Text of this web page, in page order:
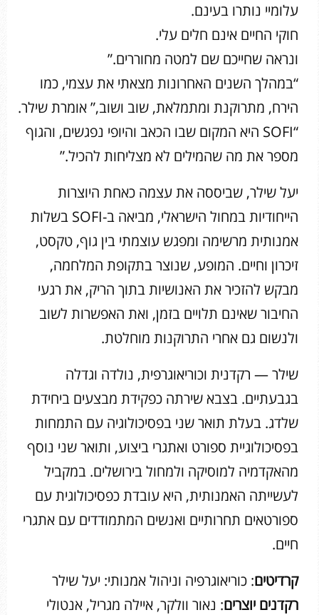
עלומיי נותרו בעינם.
חוקי החיים אינם חלים עלי.
ונראה שחייכם שם למטה מחוררים.”
“במהלך השנים האחרונות מצאתי את עצמי, כמו
הירח, מתרוקנת ומתמלאת, שוב ושוב,” אומרת שילר.
“SOFI היא המקום שבו הכאב והיופי נפגשים, והגוף
מספר את מה שהמילים לא מצליחות להכיל.”
יעל שילר, שביססה את עצמה כאחת היוצרות
הייחודיות במחול הישראלי, מביאה ב-SOFI בשלות
אמנותית מרשימה ומפגש עוצמתי בין גוף, טקסט,
זיכרון וחיים. המופע, שנוצר בתקופת המלחמה,
מבקש להזכיר את האנושיות בתוך הריק, את רגעי
החיבור שאינם תלויים בזמן, ואת האפשרות לשוב
ולנשום גם אחרי התרוקנות מוחלטת.
שילר — רקדנית וכוריאוגרפית, נולדה וגדלה
בגבעתיים. בצבא שירתה כפקידת מבצעים ביחידת
שלדג. בעלת תואר שני בפסיכולוגיה עם התמחות
בפסיכולוגיית ספורט ואתגרי ביצוע, ותואר שני נוסף
מהאקדמיה למוסיקה ולמחול בירושלים. במקביל
לעשייתה האמנותית, היא עובדת כפסיכולוגית עם
ספורטאים תחרותיים ואנשים המתמודדים עם אתגרי
חיים.
קרדיטים: כוריאוגרפיה וניהול אמנותי: יעל שילר
רקדנים יוצרים: נאור וולקר, איילה מגריל, אנטולי